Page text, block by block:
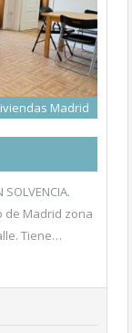
Madrid
SOLVENCIA.
de Madrid zona
Tiene…